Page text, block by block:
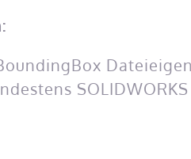
SOLIDWORKS